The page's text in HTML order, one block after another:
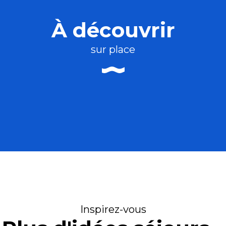
À découvrir
sur place
Inspirez-vous